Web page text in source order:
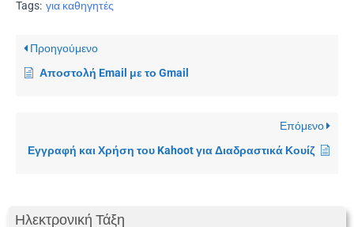
Ηλεκτρονική Τάξη
Tags: για καθηγητές
Προηγούμενο
Αποστολή Email με το Gmail
Επόμενο
Εγγραφή και Χρήση του Kahoot για Διαδραστικά Κουίζ